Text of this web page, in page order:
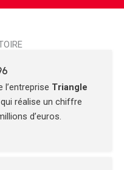
l’entreprise Triangle
qui réalise un chiffre
d’euros.